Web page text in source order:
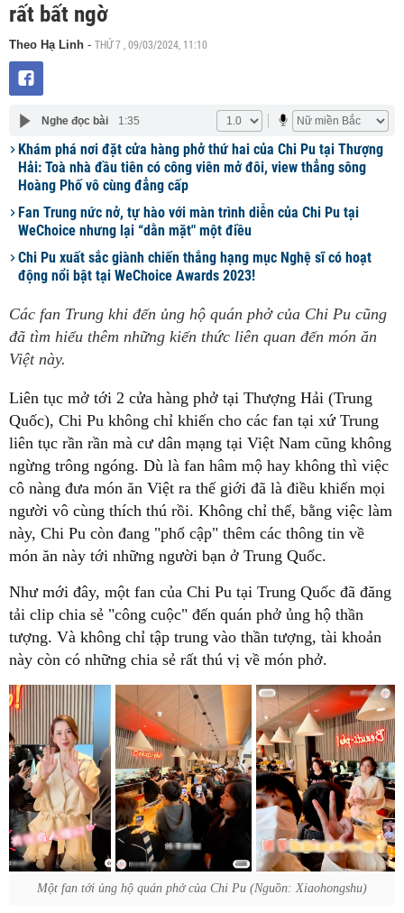
rất bất ngờ
Theo Hạ Linh - THỨ 7 , 09/03/2024, 11:10
Nghe đọc bài 1:35
Khám phá nơi đặt cửa hàng phở thứ hai của Chi Pu tại Thượng
Hải: Toà nhà đầu tiên có công viên mở đôi, view thẳng sông
Hoàng Phố vô cùng đẳng cấp
Fan Trung nức nở, tự hào với màn trình diễn của Chi Pu tại
WeChoice nhưng lại “dằn mặt" một điều
Chi Pu xuất sắc giành chiến thắng hạng mục Nghệ sĩ có hoạt
động nổi bật tại WeChoice Awards 2023!
Các fan Trung khi đến ủng hộ quán phở của Chi Pu cũng
đã tìm hiểu thêm những kiến thức liên quan đến món ăn
Việt này.
Liên tục mở tới 2 cửa hàng phở tại Thượng Hải (Trung
Quốc), Chi Pu không chỉ khiến cho các fan tại xứ Trung
liên tục rần rần mà cư dân mạng tại Việt Nam cũng không
ngừng trông ngóng. Dù là fan hâm mộ hay không thì việc
cô nàng đưa món ăn Việt ra thế giới đã là điều khiến mọi
người vô cùng thích thú rồi. Không chỉ thế, bằng việc làm
này, Chi Pu còn đang "phổ cập" thêm các thông tin về
món ăn này tới những người bạn ở Trung Quốc.
Như mới đây, một fan của Chi Pu tại Trung Quốc đã đăng
tải clip chia sẻ "công cuộc" đến quán phở ủng hộ thần
tượng. Và không chỉ tập trung vào thần tượng, tài khoản
này còn có những chia sẻ rất thú vị về món phở.
Một fan tới ủng hộ quán phở của Chi Pu (Nguồn: Xiaohongshu)